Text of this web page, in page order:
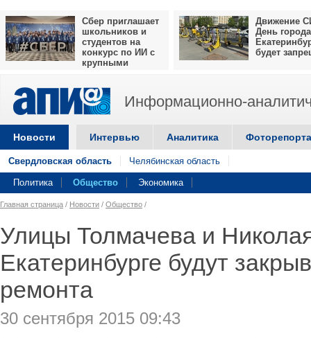
Сбер приглашает
школьников и
студентов на
конкурс по ИИ с
крупными
Движение
День города
будет
Информационно-
Новости Интервью Аналитика
Свердловская область Челябинская область
Политика Общество Экономика
Главная страница / Новости / Общество /
Улицы Толмачева и
Екатеринбурге будут
ремонта
30 сентября 2015 09:43